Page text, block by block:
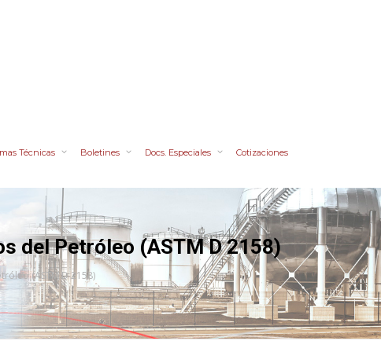
Técnicas Boletines Docs. Especiales Cotizaciones
del Petróleo (ASTM D 2158)
(ASTM D 2158)